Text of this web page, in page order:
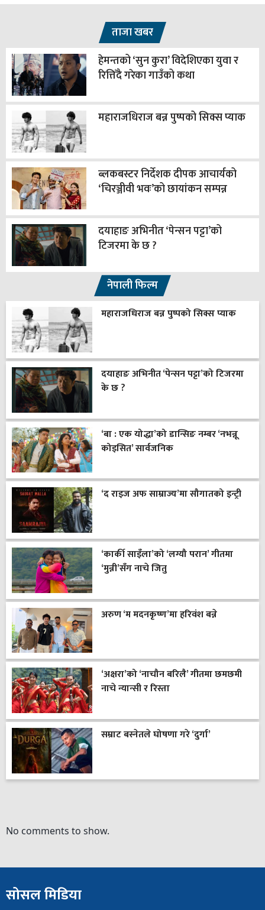
ताजा खबर
हेमन्तको ‘सुन कुरा’ विदेशिएका युवा र
रित्तिँदै गरेका गाउँको कथा
महाराजधिराज बन्न पुष्पको सिक्स प्याक
ब्लकबस्टर निर्देशक दीपक आचार्यको
‘चिरञ्जीवी भवः’को छायांकन सम्पन्न
दयाहाङ अभिनीत ‘पेन्सन पट्टा’को
टिजरमा के छ ?
नेपाली फिल्म
महाराजधिराज बन्न पुष्पको सिक्स प्याक
दयाहाङ अभिनीत ‘पेन्सन पट्टा’को टिजरमा
के छ ?
‘बा : एक योद्धा’को डान्सिङ नम्बर ‘नभन्नू
कोइसित’ सार्वजनिक
‘द राइज अफ साम्राज्य’मा सौगातको इन्ट्री
‘कार्की साइँला’को ‘लग्यौ परान’ गीतमा
‘मुन्नी’सँग नाचे जितु
अरुण ‘म मदनकृष्ण’मा हरिवंश बन्ने
‘अक्षरा’को ‘नाचौन बरिलै’ गीतमा छमछमी
नाचे न्यान्सी र रिस्ता
सम्राट बस्नेतले घोषणा गरे ‘दुर्गा’
No comments to show.
सोसल मिडिया